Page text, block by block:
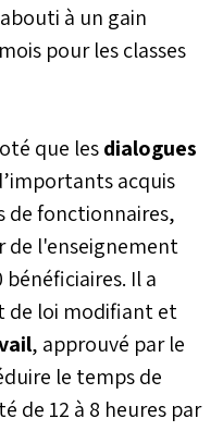
à un gain
pour les classes
que lesdialogues
acquis
de fonctionnaires,
de l'enseignement
Il a
de loi modifiant et
, approuvé par le
le temps de
de 12 à 8 heures par